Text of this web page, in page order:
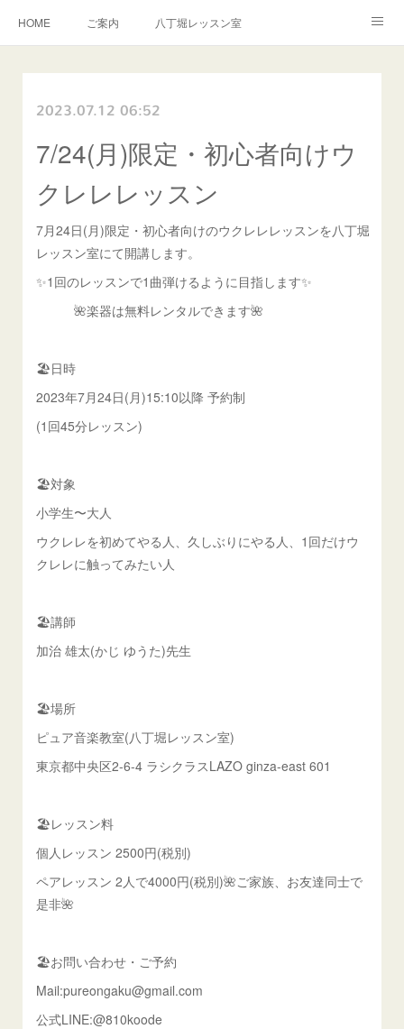
HOME ご案内 八丁堀レッスン室
教室規約
2023.07.12 06:52
7/24(月)限定・初心者向けウ
クレレレッスン
7月24日(月)限定・初心者向けのウクレレレッスンを八丁堀
レッスン室にて開講します。
✨1回のレッスンで1曲弾けるように目指します✨
🌺楽器は無料レンタルできます🌺
🏖️日時
2023年7月24日(月)15:10以降 予約制
(1回45分レッスン)
🏖️対象
小学生〜大人
ウクレレを初めてやる人、久しぶりにやる人、1回だけウ
クレレに触ってみたい人
🏖️講師
加治 雄太(かじ ゆうた)先生
🏖️場所
ピュア音楽教室(八丁堀レッスン室)
東京都中央区2-6-4 ラシクラスLAZO ginza-east 601
🏖️レッスン料
個人レッスン 2500円(税別)
ペアレッスン 2人で4000円(税別)🌺ご家族、お友達同士で
是非🌺
🏖️お問い合わせ・ご予約
Mail:pureongaku@gmail.com
公式LINE:@810koode